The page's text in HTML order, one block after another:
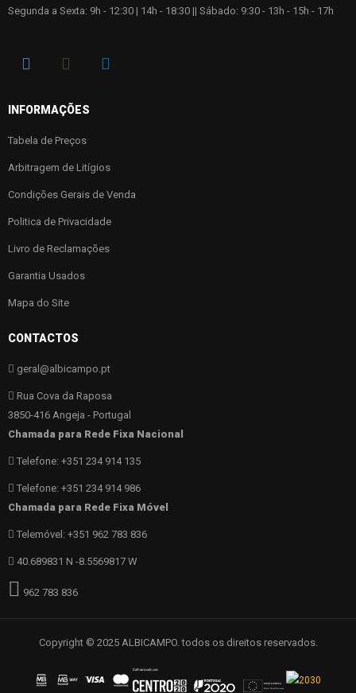
Segunda a Sexta: 9h - 12:30 | 14h - 18:30 || Sábado: 9:30 - 13h - 15h - 17h
INFORMAÇÕES
Tabela de Preços
Arbitragem de Litígios
Condições Gerais de Venda
Politica de Privacidade
Livro de Reclamações
Garantia Usados
Mapa do Site
CONTACTOS
geral@albicampo.pt
Rua Cova da Raposa
3850-416 Angeja - Portugal
Chamada para Rede Fixa Nacional
Telefone: +351 234 914 135
Telefone: +351 234 914 986
Chamada para Rede Fixa Móvel
Telemóvel: +351 962 783 836
40.689831 N -8.5569817 W
962 783 836
Copyright © 2025 ALBICAMPO. todos os direitos reservados.